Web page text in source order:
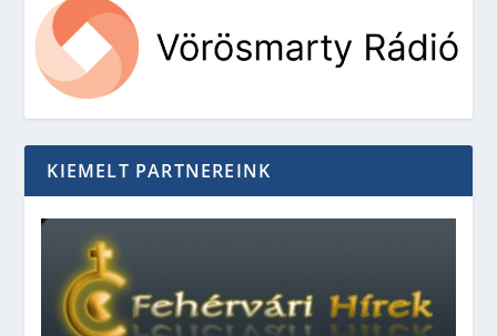
KIEMELT PARTNEREINK